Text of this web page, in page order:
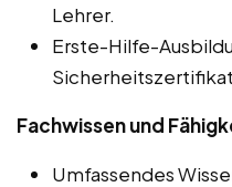
Lehrer.
Erste-Hilfe-
Fachwissen und
Umfassendes